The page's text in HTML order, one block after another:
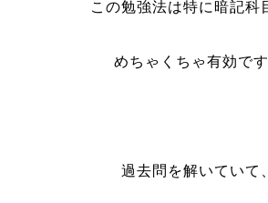
この勉強法は特に暗記科
めちゃくちゃ有効です
過去問を解いていて、